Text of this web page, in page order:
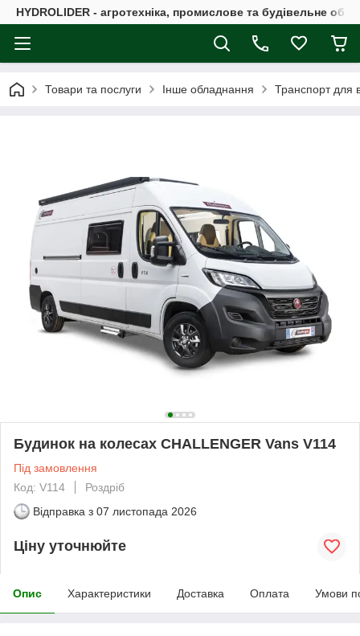
HYDROLIDER - агротехніка, промислове та будівельне
Товари та послуги Інше обладнання Транспорт для
Будинок на колесах CHALLENGER Vans V114
Під замовлення
Код: V114
Роздріб
Відправка з 07 листопада 2026
Ціну уточнюйте
Опис Характеристики Доставка Оплата Умови